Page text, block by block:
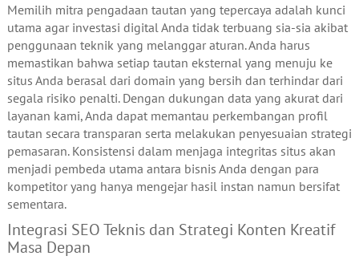
Memilih mitra pengadaan tautan yang tepercaya adalah kunci
utama agar investasi digital Anda tidak terbuang sia-sia akibat
penggunaan teknik yang melanggar aturan. Anda harus
memastikan bahwa setiap tautan eksternal yang menuju ke
situs Anda berasal dari domain yang bersih dan terhindar dari
segala risiko penalti. Dengan dukungan data yang akurat dari
layanan kami, Anda dapat memantau perkembangan profil
tautan secara transparan serta melakukan penyesuaian strategi
pemasaran. Konsistensi dalam menjaga integritas situs akan
menjadi pembeda utama antara bisnis Anda dengan para
kompetitor yang hanya mengejar hasil instan namun bersifat
sementara.
Integrasi SEO Teknis dan Strategi Konten Kreatif
Masa Depan